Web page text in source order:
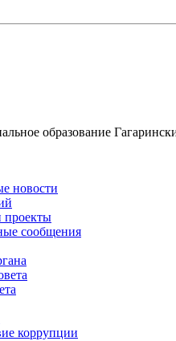
образование
новости
проекты
сообщения
коррупции